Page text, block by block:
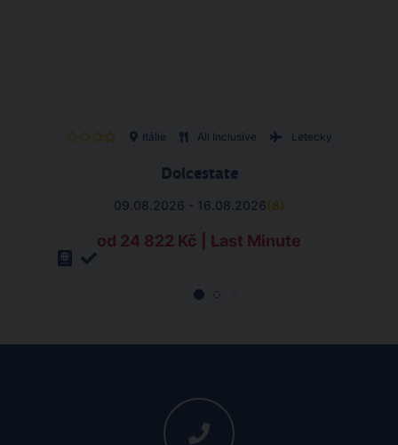
Itálie All Inclusive Letecky
Dolcestate
09.08.2026 - 16.08.2026(8)
od 24 822 Kč | Last Minute